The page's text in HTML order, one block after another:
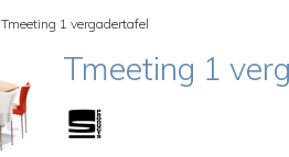
Tmeeting 1 vergadertafel
Tmeeting 1